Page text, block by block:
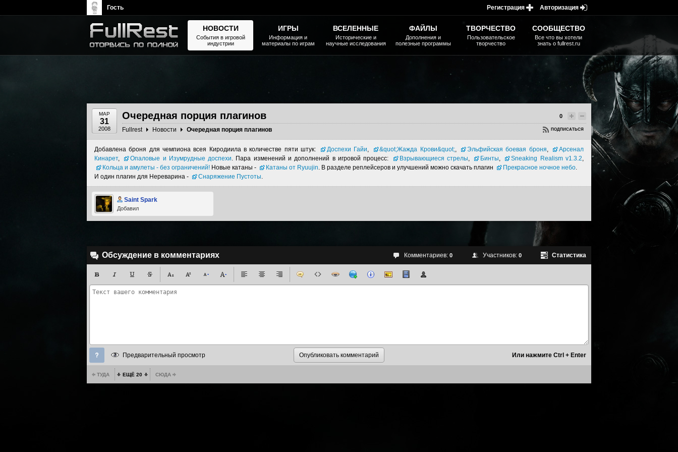
0
ПОДПИСАТЬСЯ
МАР
31
2008
Очередная порция плагинов
Fullrest Новости Очередная порция плагинов
Добавлена броня для чемпиона всея Киродиила в количестве пяти штук: Доспехи Гайи, &quot;Жажда Крови&quot;, Эльфийская боевая броня,
Арсенал
Кинарет, Опаловые и Изумрудные доспехи. Пара изменений и дополнений в игровой процесс: Взрывающиеся стрелы, Бинты, Sneaking Realism v1.3.2,
Кольца и амулеты - без ограничений! Новые катаны - Катаны от Ryuujin. В разделе реплейсеров и улучшений можно скачать плагин Прекрасное ночное небо.
И один плагин для Нереварина -
Cнаряжение Пустоты.
Saint Spark
Добавил
Комментариев: 0 Участников: 0 Статистика
Обсуждение в комментариях
Предварительный просмотр
ТУДА ЕЩЁ 20 СЮДА
НОВОСТИ
События в игровой
индустрии
ИГРЫ
Информация и
материалы по играм
ВСЕЛЕННЫЕ
Исторические и
научные исследования
ФАЙЛЫ
Дополнения и
полезные программы
ТВОРЧЕСТВО
Пользовательское
творчество
СООБЩЕСТВО
Все что вы хотели
знать о fullrest.ru
Авторизация
Регистрация
Гость